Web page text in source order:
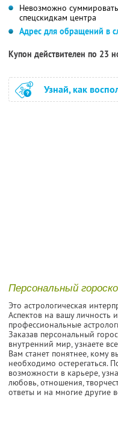
Невозможно
спецскидкам центра
Адрес для обращений в
Купон действителен по 23
Узнай, как
Персональный
Это астрологическая
Аспектов на вашу личность
профессиональные
Заказав персональный
внутренний мир, узнаете
Вам станет понятнее, кому
необходимо остерегаться.
возможности в карьере,
любовь, отношения,
ответы и на многие другие